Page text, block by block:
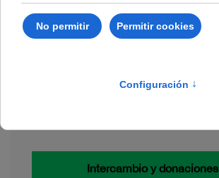
Dónde comprar
Intercambio y donaciones